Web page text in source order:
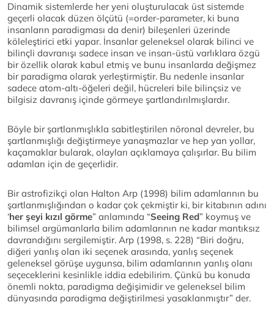
Dinamik sistemlerde her yeni oluşturulacak üst sistemde
geçerli olacak düzen ölçütü (=order-parameter, ki buna
insanların paradigması da denir) bileşenleri üzerinde
köleleştirici etki yapar. İnsanlar geleneksel olarak bilinci ve
bilinçli davranışı sadece insan ve insan-üstü varlıklara özgü
bir özellik olarak kabul etmiş ve bunu insanlarda değişmez
bir paradigma olarak yerleştirmiştir. Bu nedenle insanlar
sadece atom-altı-öğeleri değil, hücreleri bile bilinçsiz ve
bilgisiz davranış içinde görmeye şartlandırılmışlardır.
Böyle bir şartlanmışlıkla sabitleştirilen nöronal devreler, bu
şartlanmışlığı değiştirmeye yanaşmazlar ve hep yan yollar,
kaçamaklar bularak, olayları açıklamaya çalışırlar. Bu bilim
adamları için de geçerlidir.
Bir astrofizikçi olan Halton Arp (1998) bilim adamlarının bu
şartlanmışlığından o kadar çok çekmiştir ki, bir kitabının adını
‘her şeyi kızıl görme” anlamında “Seeing Red” koymuş ve
bilimsel argümanlarla bilim adamlarının ne kadar mantıksız
davrandığını sergilemiştir. Arp (1998, s. 228) “Biri doğru,
diğeri yanlış olan iki seçenek arasında, yanlış seçenek
geleneksel görüşe uygunsa, bilim adamlarının yanlış olanı
seçeceklerini kesinlikle iddia edebilirim. Çünkü bu konuda
önemli nokta, paradigma değişimidir ve geleneksel bilim
dünyasında paradigma değiştirilmesi yasaklanmıştır” der.